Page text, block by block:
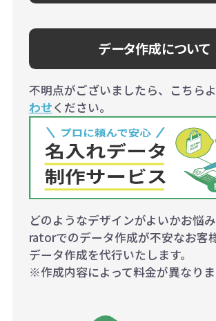
データ作成について
不明点がございましたら、こちら
わせください。
どのようなデザインがよいかお悩
ratorでのデータ作成が不安なお客
データ作成を代行いたします。
※作成内容によって料金が異なりま